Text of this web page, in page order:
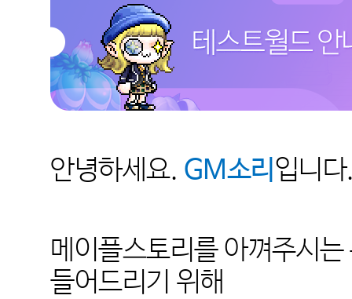
안녕하세요. GM소리 입니
메이플스토리를 아껴주시
들어드리기 위해